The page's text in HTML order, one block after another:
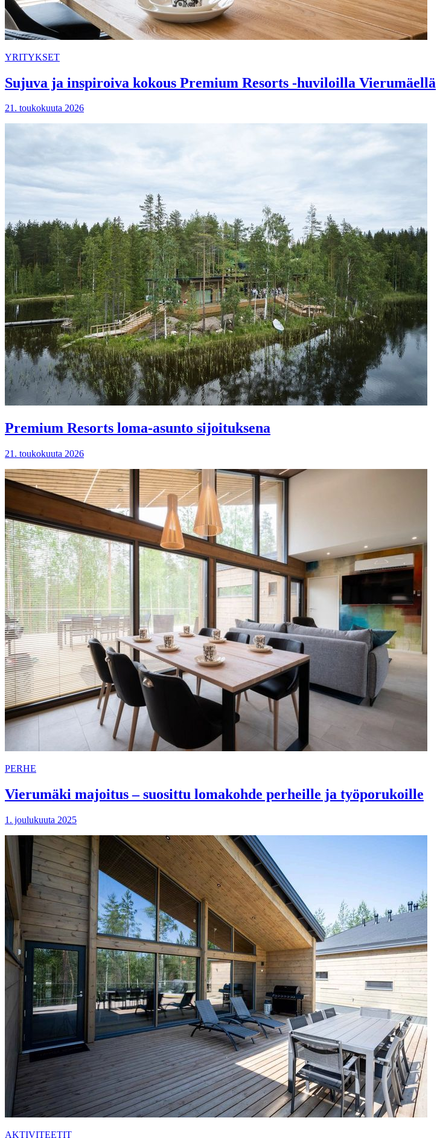
YRITYKSET
Sujuva ja inspiroiva kokous Premium Resorts -huviloilla Vierumäellä
21. toukokuuta 2026
Premium Resorts loma-asunto sijoituksena
21. toukokuuta 2026
PERHE
Vierumäki majoitus – suosittu lomakohde perheille ja työporukoille
1. joulukuuta 2025
AKTIVITEETIT